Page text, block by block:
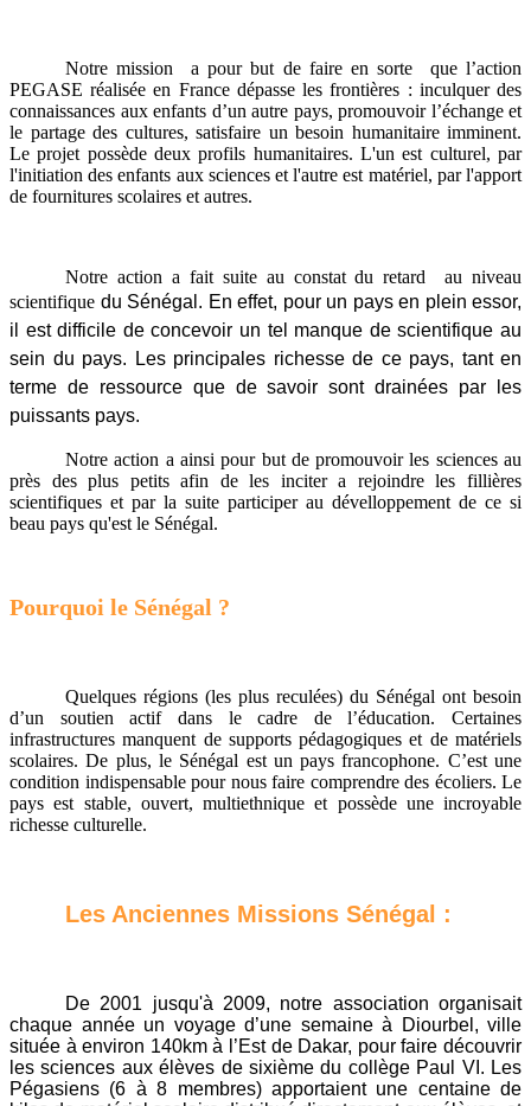
Notre mission a pour but de faire en sorte que l’action
PEGASE réalisée en France dépasse les frontières : inculquer des
connaissances aux enfants d’un autre pays, promouvoir l’échange et
le partage des cultures, satisfaire un besoin humanitaire imminent.
Le projet possède deux profils humanitaires. L'un est culturel, par
l'initiation des enfants aux sciences et l'autre est matériel, par l'apport
de fournitures scolaires et autres.
Notre action a fait suite au constat du retard au niveau
scientifique du Sénégal . En effet, pour un pays en plein essor,
il est difficile de concevoir un tel manque de scientifique au
sein du pays. Les principales richesse de ce pays, tant en
terme de ressource que de savoir sont drainées par les
puissants pays.
Notre action a ainsi pour but de promouvoir les sciences au
près des plus petits afin de les inciter a rejoindre les fillières
scientifiques et par la suite participer au dévelloppement de ce si
beau pays qu'est le Sénégal.
Pourquoi le Sénégal ?
Quelques régions (les plus reculées) du Sénégal ont besoin
d’un soutien actif dans le cadre de l’éducation. Certaines
infrastructures manquent de supports pédagogiques et de matériels
scolaires. De plus, le Sénégal est un pays francophone. C’est une
condition indispensable pour nous faire comprendre des écoliers. Le
pays est stable, ouvert, multiethnique et possède une incroyable
richesse culturelle.
Les Anciennes Missions Sénégal :
De 2001 jusqu'à 2009, notre association organisait
chaque année un voyage d’une semaine à Diourbel, ville
située à environ 140km à l’Est de Dakar, pour faire découvrir
les sciences aux élèves de sixième du collège Paul VI. Les
Pégasiens (6 à 8 membres) apportaient une centaine de